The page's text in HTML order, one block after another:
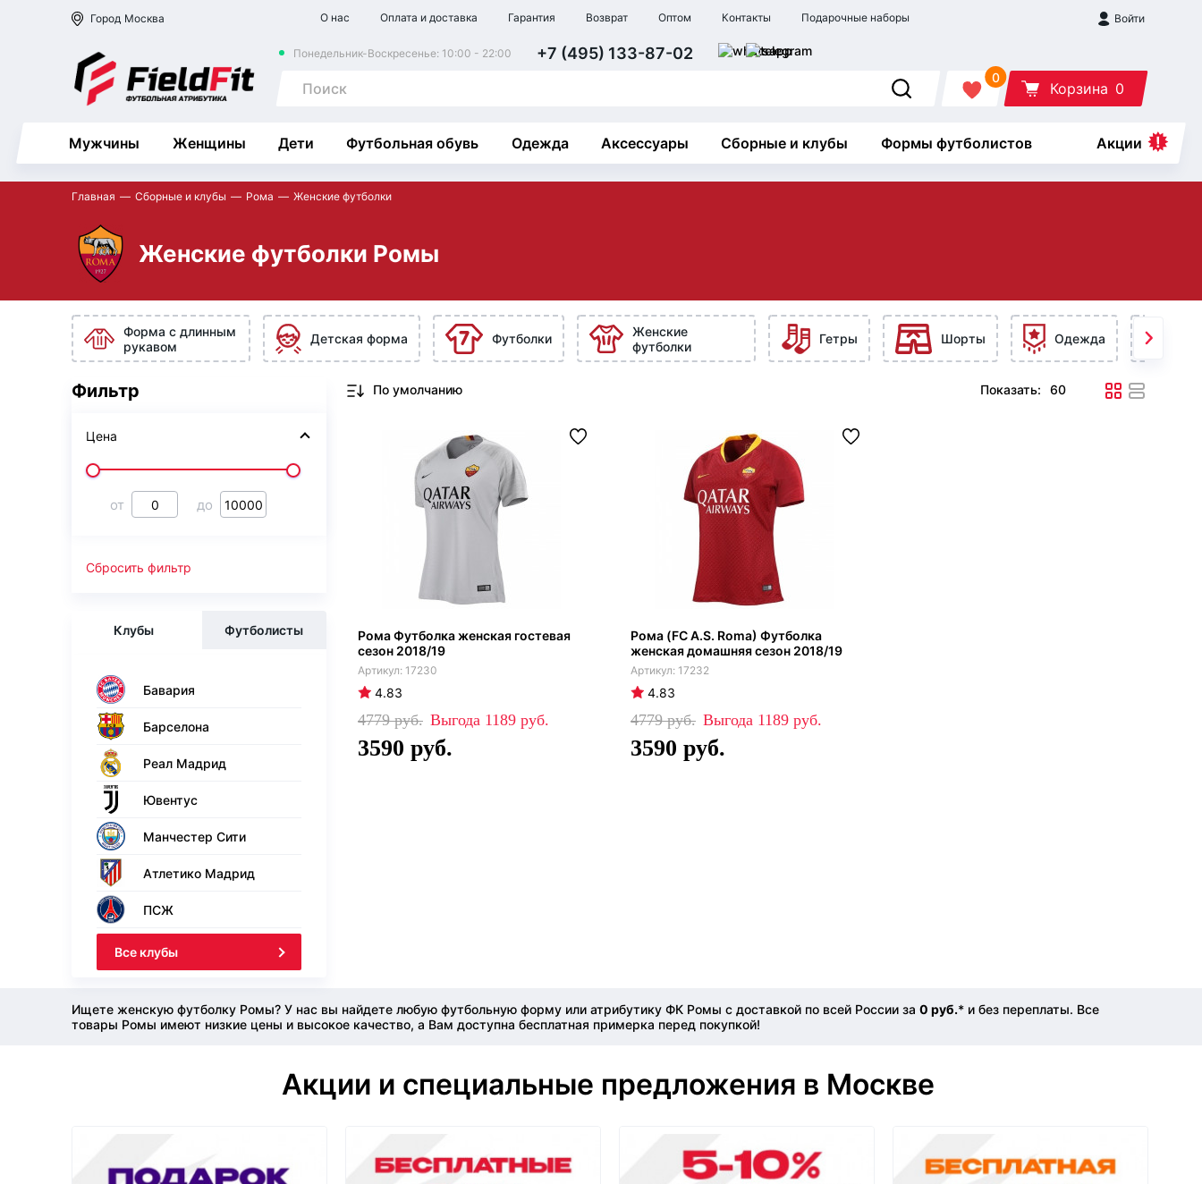
Город Москва О нас Оплата и доставка Гарантия Возврат Оптом Контакты Подарочные наборы Войти
Понедельник-Воскресенье: 10:00 - 22:00 +7 (495) 133-87-02
0
Корзина 0
Мужчины Женщины Дети Футбольная обувь Одежда Аксессуары Сборные и клубы Формы футболистов Акции
Главная Сборные и клубы Рома Женские футболки
Женские футболки Ромы
Форма с длинным
рукавом
Детская форма Футболки
Женские
футболки
Гетры Шорты Одежда
Фильтр
Цена
от до
Сбросить фильтр
Клубы Футболисты
Бавария
Барселона
Реал Мадрид
Ювентус
Манчестер Сити
Атлетико Мадрид
ПСЖ
Все клубы
Показать:
Рома Футболка женская гостевая
сезон 2018/19
17230
4.83
4779 1189
3590
Рома (FC A.S. Roma) Футболка
женская домашняя сезон 2018/19
17232
4.83
4779 1189
3590
Ищете женскую футболку Ромы? У нас вы найдете любую футбольную форму или атрибутику ФК Ромы с доставкой по всей России за 0 руб.* и без переплаты. Все
товары Ромы имеют низкие цены и высокое качество, а Вам доступна бесплатная примерка перед покупкой!
Акции и специальные предложения в Москве